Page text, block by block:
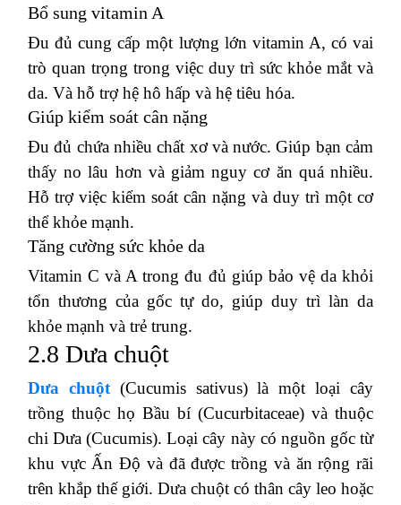
Bổ sung vitamin A
Đu đủ cung cấp một lượng lớn vitamin A, có vai
trò quan trọng trong việc duy trì sức khỏe mắt và
da. Và hỗ trợ hệ hô hấp và hệ tiêu hóa.
Giúp kiểm soát cân nặng
Đu đủ chứa nhiều chất xơ và nước. Giúp bạn cảm
thấy no lâu hơn và giảm nguy cơ ăn quá nhiều.
Hỗ trợ việc kiểm soát cân nặng và duy trì một cơ
thể khỏe mạnh.
Tăng cường sức khỏe da
Vitamin C và A trong đu đủ giúp bảo vệ da khỏi
tổn thương của gốc tự do, giúp duy trì làn da
khỏe mạnh và trẻ trung.
2.8 Dưa chuột
Dưa chuột (Cucumis sativus) là một loại cây
trồng thuộc họ Bầu bí (Cucurbitaceae) và thuộc
chi Dưa (Cucumis). Loại cây này có nguồn gốc từ
khu vực Ấn Độ và đã được trồng và ăn rộng rãi
trên khắp thế giới. Dưa chuột có thân cây leo hoặc